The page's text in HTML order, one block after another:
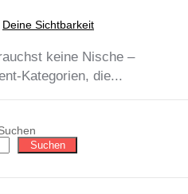
Deine Sichtbarkeit
keine Nische –
Kategorien, die...
Suchen